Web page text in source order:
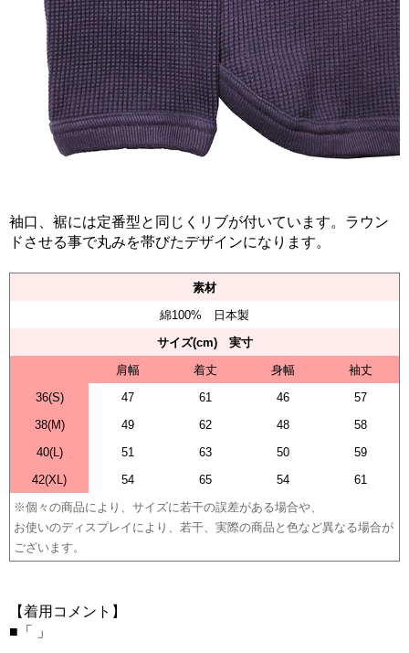
袖口、裾には定番型と同じくリブが付いています。ラウン
ドさせる事で丸みを帯びたデザインになります。
素材
綿100% 日本製
サイズ(cm) 実寸
肩幅
着丈 身幅
袖丈
36(S)
47 61 46
57
38(M)
49 62 48
58
40(L)
51 63 50
59
42(XL)
54 65 54
61
※個々の商品により、サイズに若干の誤差がある場合や、
お使いのディスプレイにより、若干、実際の商品と色など異なる場合が
ございます。
【着用コメント】
■「 」